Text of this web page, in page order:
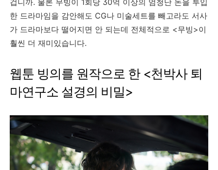
겁니까. 물론 무빙이 1회당 30억 이상의 엄청난 돈을 투입
한 드라마임을 감안해도 CG나 미술세트를 빼고라도 서사
가 드라마보다 떨어지면 안 되는데 전체적으로 <무빙>이
훨씬 더 재미있습니다.
웹툰 빙의를 원작으로 한 <천박사 퇴
마연구소 설경의 비밀>